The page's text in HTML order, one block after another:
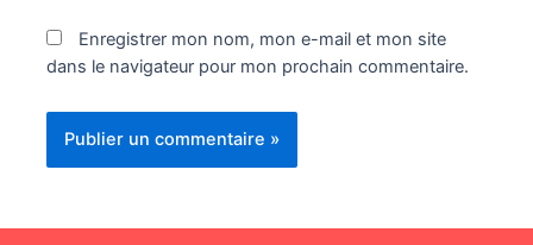
Enregistrer mon nom, mon e-mail et mon site
dans le navigateur pour mon prochain commentaire.